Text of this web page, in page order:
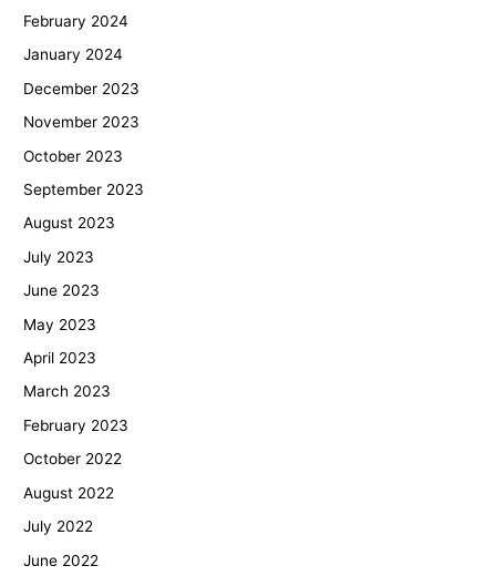
February 2024
January 2024
December 2023
November 2023
October 2023
September 2023
August 2023
July 2023
June 2023
May 2023
April 2023
March 2023
February 2023
October 2022
August 2022
July 2022
June 2022